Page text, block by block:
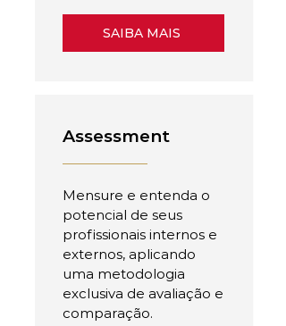
SAIBA MAIS
Assessment
Mensure e entenda o
potencial de seus
profissionais internos e
externos, aplicando
uma metodologia
exclusiva de avaliação e
comparação.